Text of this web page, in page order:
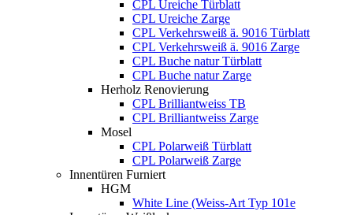
CPL Ureiche Türblatt
CPL Ureiche Zarge
CPL Verkehrsweiß ä. 9016 Türblatt
CPL Verkehrsweiß ä. 9016 Zarge
CPL Buche natur Türblatt
CPL Buche natur Zarge
Herholz Renovierung
CPL Brilliantweiss TB
CPL Brilliantweiss Zarge
Mosel
CPL Polarweiß Türblatt
CPL Polarweiß Zarge
Innentüren Furniert
HGM
White Line (Weiss-Art Typ 101e